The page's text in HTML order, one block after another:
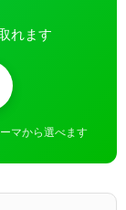
れます
マから選べます